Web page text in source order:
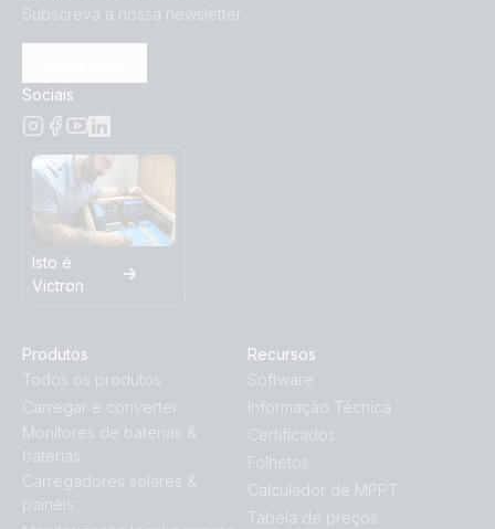
Subscreva a nossa newsletter
Sociais
Isto é
Victron
Produtos
Todos os produtos
Carregar e converter
Monitores de baterias &
baterias
Carregadores solares &
painéis
Recursos
Software
Informação Técnica
Certificados
Folhetos
Calculador de MPPT
Tabela de preços